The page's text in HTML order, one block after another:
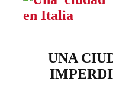
UNA